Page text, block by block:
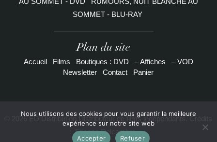
SOMMET - BLU-RAY
Plan du site
Accueil Films Boutiques : DVD – Affiches
– VOD
Newsletter
Contact Panier
© 2026 ED Distribution Distributeur de films indépendants. Crédits
Etienne Delcambre
Nous utilisons des cookies pour vous garantir la meilleure
expérience sur notre site web
Accepter
Refuser